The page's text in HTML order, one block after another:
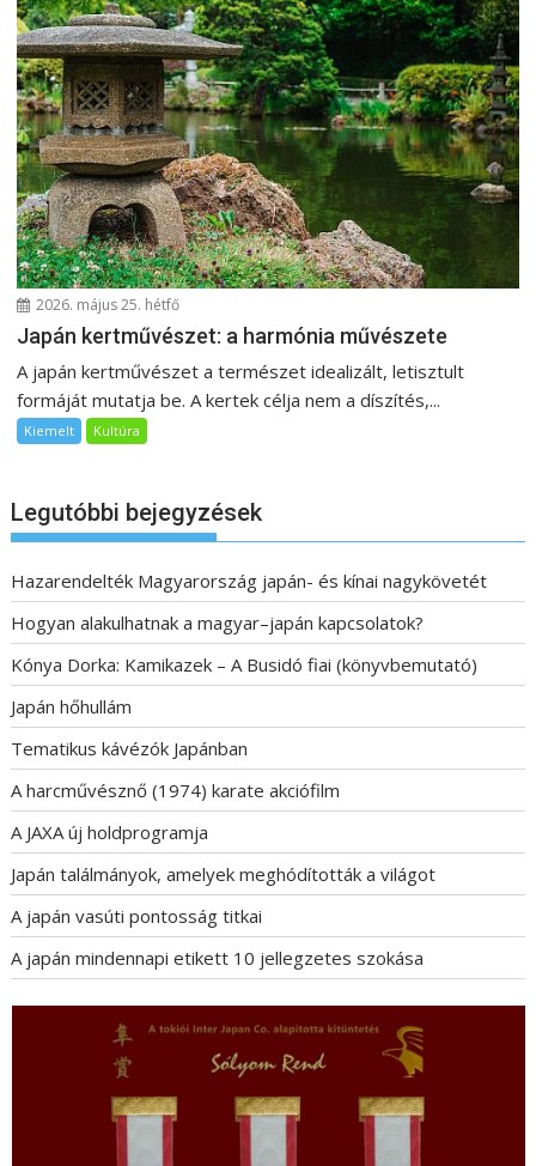
2026. május 25. hétfő
Japán kertművészet: a harmónia művészete
A japán kertművészet a természet idealizált, letisztult
formáját mutatja be. A kertek célja nem a díszítés,...
Kiemelt Kultúra
Legutóbbi bejegyzések
Hazarendelték Magyarország japán- és kínai nagykövetét
Hogyan alakulhatnak a magyar–japán kapcsolatok?
Kónya Dorka: Kamikazek – A Busidó fiai (könyvbemutató)
Japán hőhullám
Tematikus kávézók Japánban
A harcművésznő (1974) karate akciófilm
A JAXA új holdprogramja
Japán találmányok, amelyek meghódították a világot
A japán vasúti pontosság titkai
A japán mindennapi etikett 10 jellegzetes szokása